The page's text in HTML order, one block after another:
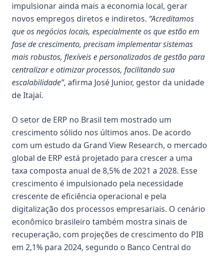
impulsionar ainda mais a economia local, gerar
novos empregos diretos e indiretos. “Acreditamos
que os negócios locais, especialmente os que estão em
fase de crescimento, precisam implementar sistemas
mais robustos, flexíveis e personalizados de gestão para
centralizar e otimizar processos, facilitando sua
escalabilidade”, afirma José Junior, gestor da unidade
de Itajaí.
O setor de ERP no Brasil tem mostrado um
crescimento sólido nos últimos anos. De acordo
com um estudo da Grand View Research, o mercado
global de ERP está projetado para crescer a uma
taxa composta anual de 8,5% de 2021 a 2028. Esse
crescimento é impulsionado pela necessidade
crescente de eficiência operacional e pela
digitalização dos processos empresariais. O cenário
econômico brasileiro também mostra sinais de
recuperação, com projeções de crescimento do PIB
em 2,1% para 2024, segundo o Banco Central do